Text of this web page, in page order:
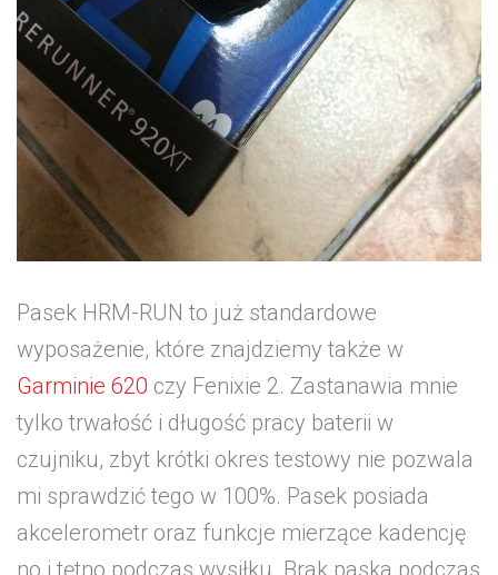
Pasek HRM-RUN to już standardowe
wyposażenie, które znajdziemy także w
Garminie 620 czy Fenixie 2. Zastanawia mnie
tylko trwałość i długość pracy baterii w
czujniku, zbyt krótki okres testowy nie pozwala
mi sprawdzić tego w 100%. Pasek posiada
akcelerometr oraz funkcje mierzące kadencję